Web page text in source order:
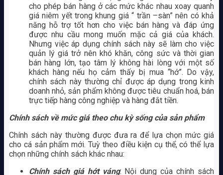
cho phép bán hàng ở các mức khác nhau xoay quanh
giá niêm yết trong khung giá “ trần –sàn” nên có khả
năng hỗ trợ tốt hơn cho việc bán hàng và đáp ứng
được nhu cầu mong muốn mặc cả giá của khách.
Nhưng việc áp dụng chính sách này sẽ làm cho việc
quản lý giá trở nên khó khăn, công sức và thời gian
bán hàng lớn, tạo tâm lý không hài lòng với một số
khách hàng nếu họ cảm thấy bị mua “hớ”. Do vậy,
chính sách này thường chỉ được áp dụng trong kinh
doanh nhỏ, sản phẩm không được tiêu chuẩn hoá, bán
trực tiếp hàng công nghiệp và hàng đắt tiền.
Chính sách về mức giá theo chu kỳ sống của sản phẩm
Chính sách này thường được đưa ra để lựa chọn mức giá
cho cá sản phẩm mới. Tuỳ theo điều kiện cụ thể, có thể lựa
chọn những chính sách khác nhau:
Chính sách giá hớt váng: Nội dung của chính sách